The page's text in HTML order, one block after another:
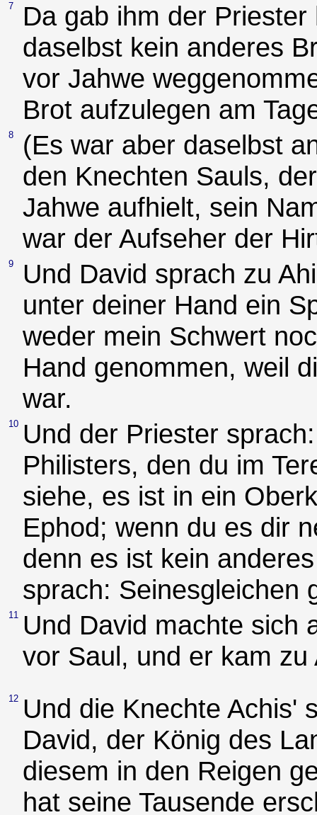
7
Da gab ihm der
daselbst kein anderes
vor Jahwe
Brot aufzulegen am
8
(Es war aber daselbst
den Knechten Sauls,
Jahwe aufhielt, sein
war der Aufseher der
9
Und David sprach zu
unter deiner Hand ein
weder mein Schwert
Hand genommen, weil
war.
10 Und der Priester
Philisters, den du im
siehe, es ist in ein
Ephod; wenn du es dir
denn es ist kein
sprach: Seinesgleichen
11 Und David machte sich
vor Saul, und er kam
12 Und die Knechte Achis'
David, der König des
diesem in den Reigen
hat seine Tausende